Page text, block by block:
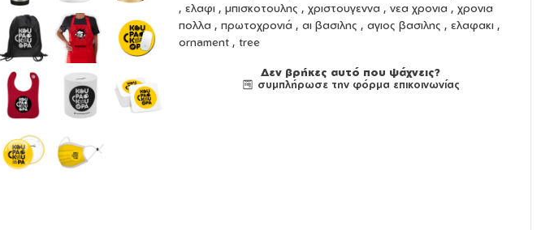
, ελαφι , μπισκοτουλης , χριστουγεννα , νεα χρονια , χρονια
πολλα , πρωτοχρονιά , αι βασιλης , αγιος βασιλης , ελαφακι ,
ornament , tree
Δεν βρήκες αυτό που ψάχνεις?
συμπλήρωσε την φόρμα επικοινωνίας